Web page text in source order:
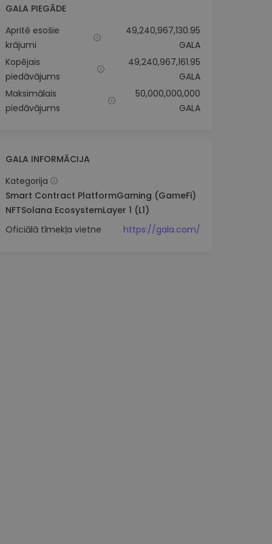
GALA PIEGĀDE
Apritē esošie
krājumi
49,240,967,130.95
GALA
Kopējais
piedāvājums
49,240,967,161.95
GALA
Maksimālais
piedāvājums
50,000,000,000
GALA
GALA INFORMĀCIJA
Kategorija
Smart Contract PlatformGaming (GameFi)
NFTSolana EcosystemLayer 1 (L1)
Oficiālā tīmekļa vietne
https://gala.com/